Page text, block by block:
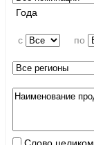
Года
c по